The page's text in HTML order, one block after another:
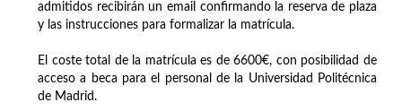
admitidos recibirán un email confirmando la reserva de plaza
y las instrucciones para formalizar la matrícula.
El coste total de la matrícula es de 6600€, con posibilidad de
acceso a beca para el personal de la Universidad Politécnica
de Madrid.